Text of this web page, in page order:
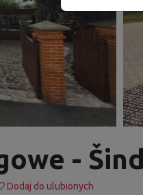
-
Dodaj do ulubionych